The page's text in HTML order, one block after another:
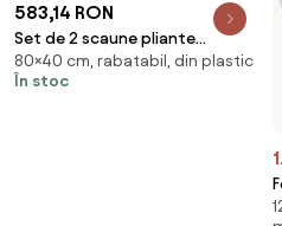
583,14 RON
Set de 2 scaune pliante
polyrattan 80 x 40 cm
80×40 cm, rabatabil, din plastic
În stoc